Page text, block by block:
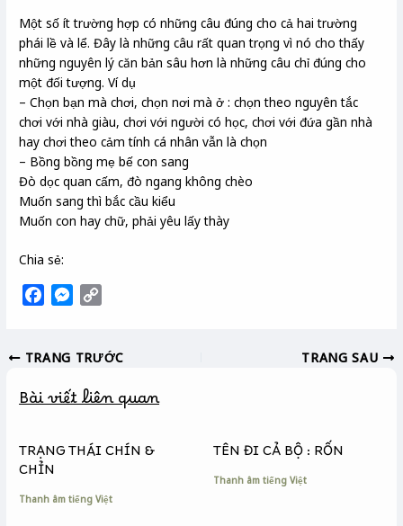
Một số ít trường hợp có những câu đúng cho cả hai trường
phái lề và lể. Đây là những câu rất quan trọng vì nó cho thấy
những nguyên lý căn bản sâu hơn là những câu chỉ đúng cho
một đối tượng. Ví dụ
– Chọn bạn mà chơi, chọn nơi mà ở : chọn theo nguyên tắc
chơi với nhà giàu, chơi với người có học, chơi với đứa gần nhà
hay chơi theo cảm tính cá nhân vẫn là chọn
– Bồng bồng mẹ bế con sang
Đò dọc quan cấm, đò ngang không chèo
Muốn sang thì bắc cầu kiểu
Muốn con hay chữ, phải yêu lấy thày
Chia sẻ:
e
o
k
M
s
n
e
y
i
k
TRANG TRƯỚC TRANG SAU
Bài viết liên quan
TRẠNG THÁI CHÍN &
CHỈN
Thanh âm tiếng Việt
TÊN ĐI CẢ BỘ : RỐN
Thanh âm tiếng Việt